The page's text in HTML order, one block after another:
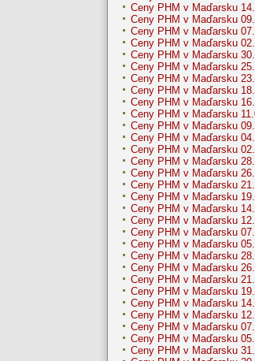
Ceny PHM v Maďarsku
Ceny PHM v Maďarsku
Ceny PHM v Maďarsku
Ceny PHM v Maďarsku
Ceny PHM v Maďarsku
Ceny PHM v Maďarsku
Ceny PHM v Maďarsku
Ceny PHM v Maďarsku
Ceny PHM v Maďarsku
Ceny PHM v Maďarsku
Ceny PHM v Maďarsku
Ceny PHM v Maďarsku
Ceny PHM v Maďarsku
Ceny PHM v Maďarsku
Ceny PHM v Maďarsku
Ceny PHM v Maďarsku
Ceny PHM v Maďarsku
Ceny PHM v Maďarsku
Ceny PHM v Maďarsku
Ceny PHM v Maďarsku
Ceny PHM v Maďarsku
Ceny PHM v Maďarsku
Ceny PHM v Maďarsku
Ceny PHM v Maďarsku
Ceny PHM v Maďarsku
Ceny PHM v Maďarsku
Ceny PHM v Maďarsku
Ceny PHM v Maďarsku
Ceny PHM v Maďarsku
Ceny PHM v Maďarsku